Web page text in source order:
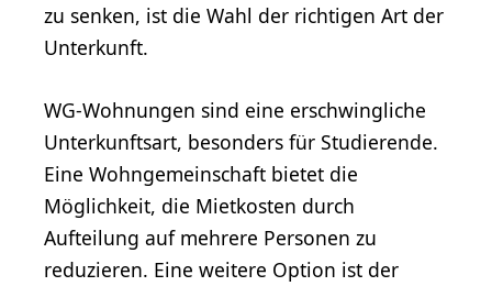
zu senken, ist die Wahl der richtigen Art der
Unterkunft.
WG-Wohnungen sind eine erschwingliche
Unterkunftsart, besonders für Studierende.
Eine Wohngemeinschaft bietet die
Möglichkeit, die Mietkosten durch
Aufteilung auf mehrere Personen zu
reduzieren. Eine weitere Option ist der